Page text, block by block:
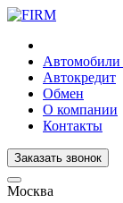
Автомобили
Автокредит
Обмен
О компании
Контакты
Заказать звонок
Москва